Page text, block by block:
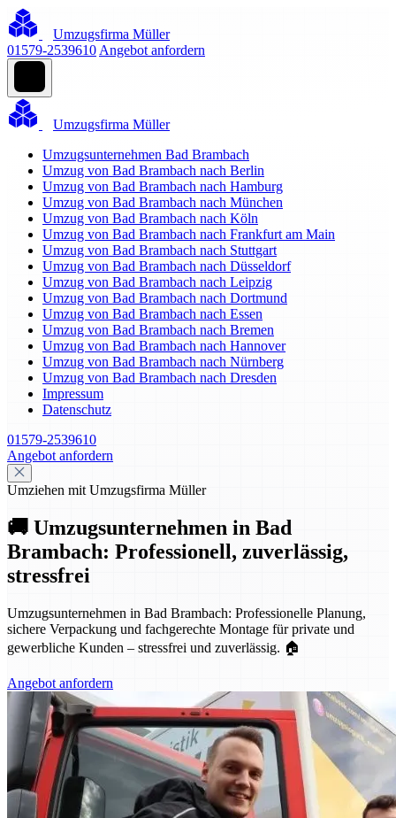
Umzugsfirma Müller
01579-2539610 Angebot anfordern
Umzugsfirma Müller
Umzugsunternehmen Bad Brambach
Umzug von Bad Brambach nach Berlin
Umzug von Bad Brambach nach Hamburg
Umzug von Bad Brambach nach München
Umzug von Bad Brambach nach Köln
Umzug von Bad Brambach nach Frankfurt am Main
Umzug von Bad Brambach nach Stuttgart
Umzug von Bad Brambach nach Düsseldorf
Umzug von Bad Brambach nach Leipzig
Umzug von Bad Brambach nach Dortmund
Umzug von Bad Brambach nach Essen
Umzug von Bad Brambach nach Bremen
Umzug von Bad Brambach nach Hannover
Umzug von Bad Brambach nach Nürnberg
Umzug von Bad Brambach nach Dresden
Impressum
Datenschutz
01579-2539610
Angebot anfordern
Umziehen mit Umzugsfirma Müller
🚚 Umzugsunternehmen in Bad
Brambach: Professionell, zuverlässig,
stressfrei
Umzugsunternehmen in Bad Brambach: Professionelle Planung,
sichere Verpackung und fachgerechte Montage für private und
gewerbliche Kunden – stressfrei und zuverlässig. 🏠
Angebot anfordern